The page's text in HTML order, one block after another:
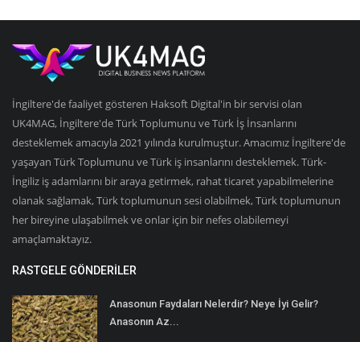
İngiltere'de faaliyet gösteren Haksoft Digital'in bir servisi olan
UK4MAG, İngiltere'de Türk Toplumunu ve Türk İş İnsanlarını
desteklemek amacıyla 2021 yılında kurulmuştur. Amacımız İngiltere'de
yaşayan Türk Toplumunu ve Türk iş insanlarını desteklemek. Türk-
İngiliz iş adamlarını bir araya getirmek, rahat ticaret yapabilmelerine
olanak sağlamak, Türk toplumunun sesi olabilmek, Türk toplumunun
her bireyine ulaşabilmek ve onlar için bir nefes olabilemeyi
amaçlamaktayız.
RASTGELE GÖNDERILER
Anasonun Faydaları Nelerdir? Neye İyi Gelir?
Anasonın Az...